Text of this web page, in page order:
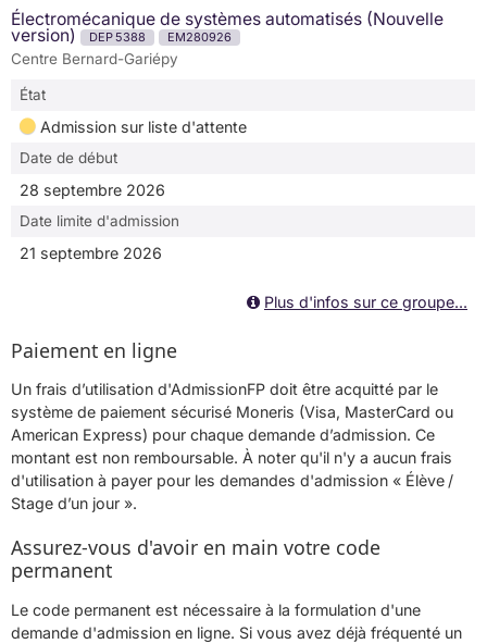
Électromécanique de systèmes automatisés (Nouvelle
version) DEP 5388 EM280926
Centre Bernard-Gariépy
État
Admission sur liste d'attente
Date de début
28 septembre 2026
Date limite d'admission
21 septembre 2026
Plus d'infos sur ce groupe...
Paiement en ligne
Un frais d’utilisation d'AdmissionFP doit être acquitté par le
système de paiement sécurisé Moneris (Visa, MasterCard ou
American Express) pour chaque demande d’admission. Ce
montant est non remboursable. À noter qu'il n'y a aucun frais
d'utilisation à payer pour les demandes d'admission « Élève /
Stage d’un jour ».
Assurez-vous d'avoir en main votre code
permanent
Le code permanent est nécessaire à la formulation d'une
demande d'admission en ligne. Si vous avez déjà fréquenté un